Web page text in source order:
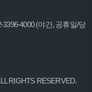
3396-4000 (야간, 공휴일/당
RIGHTS RESERVED.